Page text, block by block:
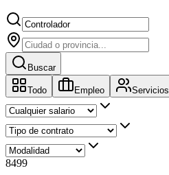
Buscar
Todo Empleo Servicios
8499